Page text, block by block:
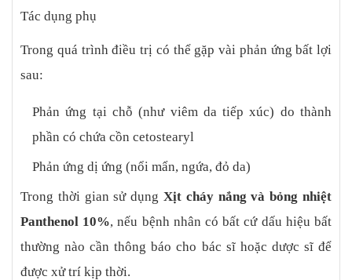
Tác dụng phụ
Trong quá trình điều trị có thể gặp vài phản ứng bất lợi
sau:
Phản ứng tại chỗ (như viêm da tiếp xúc) do thành
phần có chứa cồn cetostearyl
Phản ứng dị ứng (nổi mẩn, ngứa, đỏ da)
Trong thời gian sử dụng Xịt cháy nắng và bỏng nhiệt
Panthenol 10%, nếu bệnh nhân có bất cứ dấu hiệu bất
thường nào cần thông báo cho bác sĩ hoặc dược sĩ để
được xử trí kịp thời.